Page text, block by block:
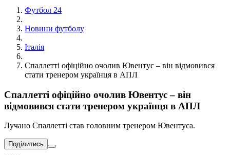
Футбол 24
Новини футболу
Італія
Спаллетті офіційно очолив Ювентус – він відмовився
стати тренером українця в АПЛ
Спаллетті офіційно очолив Ювентус – він
відмовився стати тренером українця в АПЛ
Лучано Спаллетті став головним тренером Ювентуса.
Поділитись